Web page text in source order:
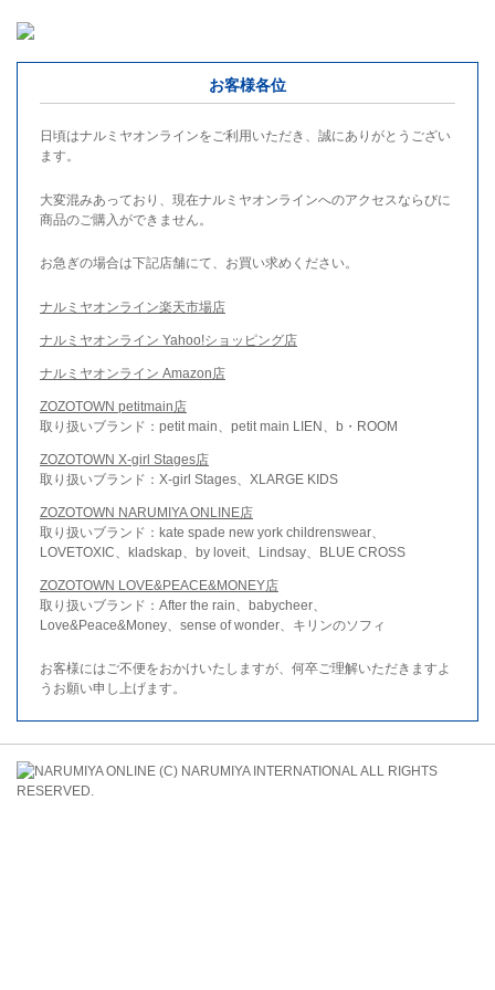
お客様各位
日頃はナルミヤオンラインをご利用いただき、誠にありがとうござい
ます。
大変混みあっており、現在ナルミヤオンラインへのアクセスならびに
商品のご購入ができません。
お急ぎの場合は下記店舗にて、お買い求めください。
ナルミヤオンライン楽天市場店
ナルミヤオンライン Yahoo!ショッピング店
ナルミヤオンライン Amazon店
ZOZOTOWN petitmain店
取り扱いブランド：petit main、petit main LIEN、b・ROOM
ZOZOTOWN X-girl Stages店
取り扱いブランド：X-girl Stages、XLARGE KIDS
ZOZOTOWN NARUMIYA ONLINE店
取り扱いブランド：kate spade new york childrenswear、
LOVETOXIC、kladskap、by loveit、Lindsay、BLUE CROSS
ZOZOTOWN LOVE&PEACE&MONEY店
取り扱いブランド：After the rain、babycheer、
Love&Peace&Money、sense of wonder、キリンのソフィ
お客様にはご不便をおかけいたしますが、何卒ご理解いただきますよ
うお願い申し上げます。